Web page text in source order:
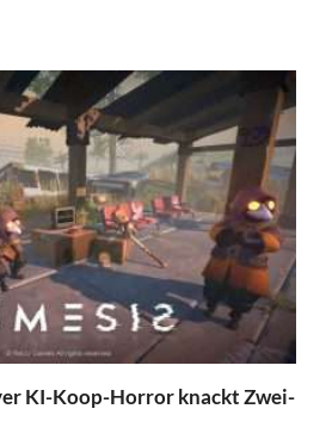
KI-Koop-Horror knackt Zwei-